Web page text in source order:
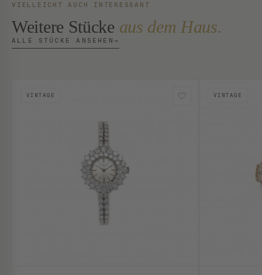
VIELLEICHT AUCH INTERESSANT
Weitere Stücke aus dem Haus.
ALLE STÜCKE ANSEHEN →
VINTAGE VINTAGE